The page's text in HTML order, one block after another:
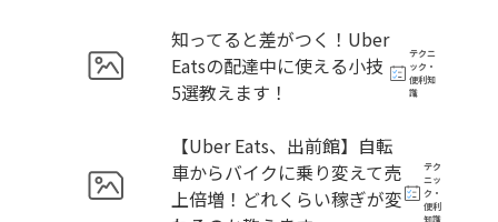
知ってると差がつく！Uber
Eatsの配達中に使える小技
5選教えます！
テクニ
ック・
便利知
識
【Uber Eats、出前館】自転
車からバイクに乗り変えて売
上倍増！どれくらい稼ぎが変
テク
ニッ
ク・
便利
知識